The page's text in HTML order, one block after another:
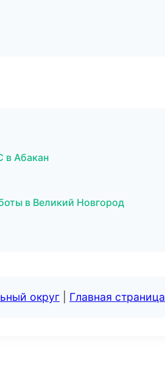
в Абакан
в Великий Новгород
округ Главная страница